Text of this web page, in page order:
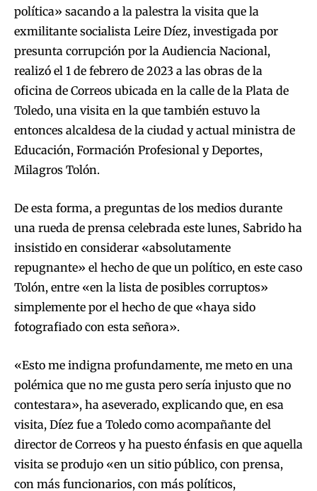
política» sacando a la palestra la visita que la
exmilitante socialista Leire Díez, investigada por
presunta corrupción por la Audiencia Nacional,
realizó el 1 de febrero de 2023 a las obras de la
oficina de Correos ubicada en la calle de la Plata de
Toledo, una visita en la que también estuvo la
entonces alcaldesa de la ciudad y actual ministra de
Educación, Formación Profesional y Deportes,
Milagros Tolón.
De esta forma, a preguntas de los medios durante
una rueda de prensa celebrada este lunes, Sabrido ha
insistido en considerar «absolutamente
repugnante» el hecho de que un político, en este caso
Tolón, entre «en la lista de posibles corruptos»
simplemente por el hecho de que «haya sido
fotografiado con esta señora».
«Esto me indigna profundamente, me meto en una
polémica que no me gusta pero sería injusto que no
contestara», ha aseverado, explicando que, en esa
visita, Díez fue a Toledo como acompañante del
director de Correos y ha puesto énfasis en que aquella
visita se produjo «en un sitio público, con prensa,
con más funcionarios, con más políticos,